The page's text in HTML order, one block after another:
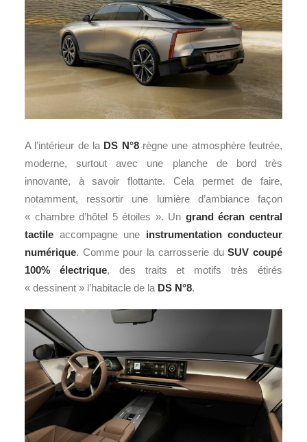
A l’intérieur de la DS N°8 règne une atmosphère feutrée,
moderne, surtout avec une planche de bord très
innovante, à savoir flottante. Cela permet de faire,
notamment, ressortir une lumière d’ambiance façon
« chambre d’hôtel 5 étoiles ». Un grand écran central
tactile accompagne une instrumentation conducteur
numérique. Comme pour la carrosserie duSUV coupé
100% électrique, des traits et motifs très étirés
« dessinent » l’habitacle de la DS N°8.